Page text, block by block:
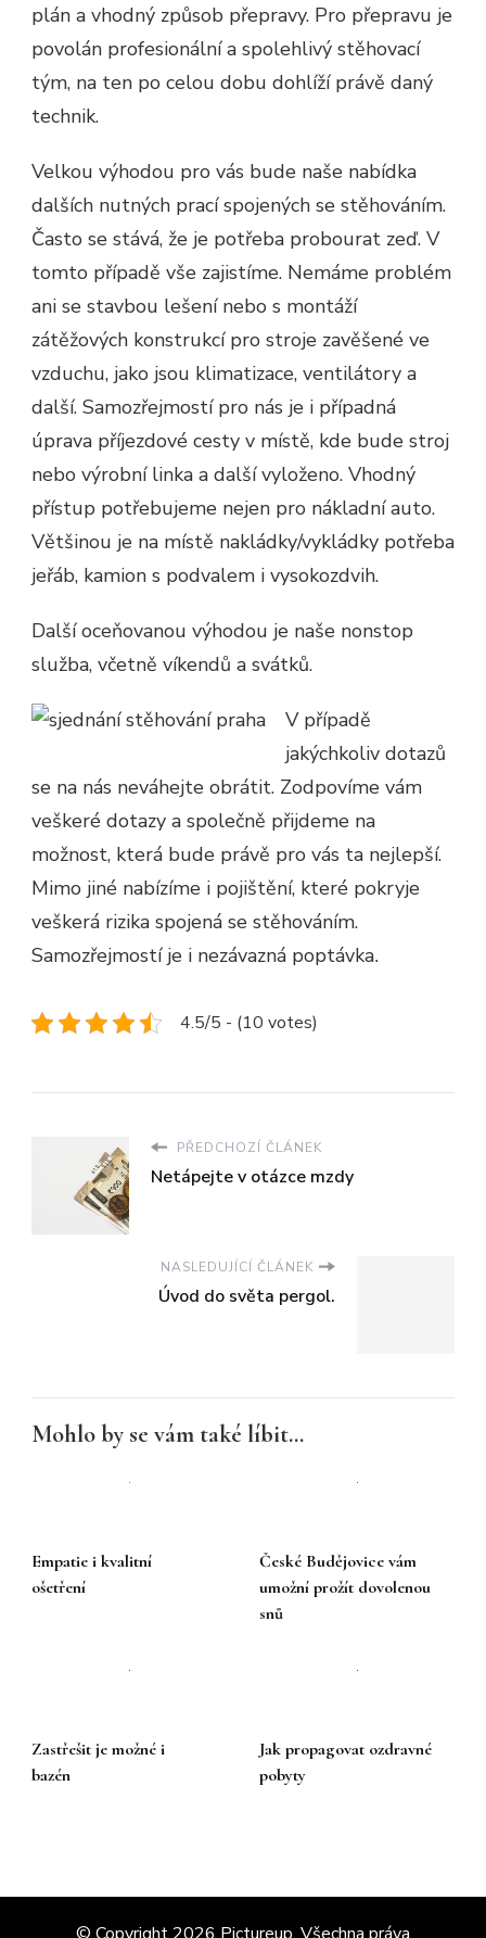
plán a vhodný způsob přepravy. Pro přepravu je
povolán profesionální a spolehlivý stěhovací
tým, na ten po celou dobu dohlíží právě daný
technik.
Velkou výhodou pro vás bude naše nabídka
dalších nutných prací spojených se stěhováním.
Často se stává, že je potřeba probourat zeď. V
tomto případě vše zajistíme. Nemáme problém
ani se stavbou lešení nebo s montáží
zátěžových konstrukcí pro stroje zavěšené ve
vzduchu, jako jsou klimatizace, ventilátory a
další. Samozřejmostí pro nás je i případná
úprava příjezdové cesty v místě, kde bude stroj
nebo výrobní linka a další vyloženo. Vhodný
přístup potřebujeme nejen pro nákladní auto.
Většinou je na místě nakládky/vykládky potřeba
jeřáb, kamion s podvalem i vysokozdvih.
Další oceňovanou výhodou je naše nonstop
služba, včetně víkendů a svátků.
V případě
jakýchkoliv dotazů
se na nás neváhejte obrátit. Zodpovíme vám
veškeré dotazy a společně přijdeme na
možnost, která bude právě pro vás ta nejlepší.
Mimo jiné nabízíme i pojištění, které pokryje
veškerá rizika spojená se stěhováním.
Samozřejmostí je i nezávazná poptávka.
4.5/5 - (10 votes)
PŘEDCHOZÍ ČLÁNEK
Netápejte v otázce mzdy
NASLEDUJÍCÍ ČLÁNEK
Úvod do světa pergol.
Mohlo by se vám také líbit...
Empatie i kvalitní
ošetření
České Budějovice vám
umožní prožít dovolenou
snů
Zastřešit je možné i
bazén
Jak propagovat ozdravné
pobyty
© Copyright 2026 Pictureup . Všechna práva